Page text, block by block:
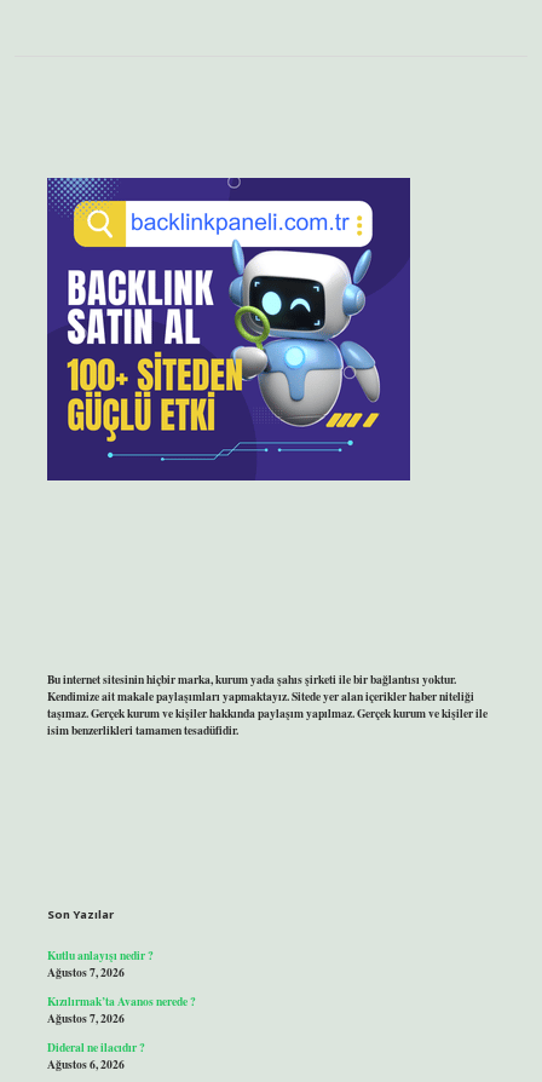
Bu internet sitesinin hiçbir marka, kurum yada şahıs şirketi ile bir bağlantısı yoktur.
Kendimize ait makale paylaşımları yapmaktayız. Sitede yer alan içerikler haber niteliği
taşımaz. Gerçek kurum ve kişiler hakkında paylaşım yapılmaz. Gerçek kurum ve kişiler ile
isim benzerlikleri tamamen tesadüfidir.
Son Yazılar
Kutlu anlayışı nedir ?
Ağustos 7, 2026
Kızılırmak’ta Avanos nerede ?
Ağustos 7, 2026
Dideral ne ilacıdır ?
Ağustos 6, 2026